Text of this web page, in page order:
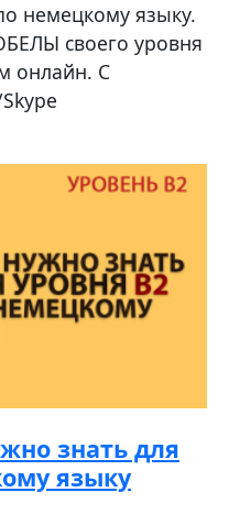
немецкому языку.
своего уровня
онлайн. С
знать для
языку